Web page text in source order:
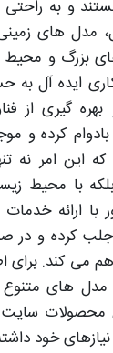
و به
مدل های زمینی
بزرگ و محیط
ایده آل به
گیری از
بادوام کرده
امر نه
با محیط
با ارائه
جلب کرده و در
می کند.
مدل های
محصولات سایت
خود